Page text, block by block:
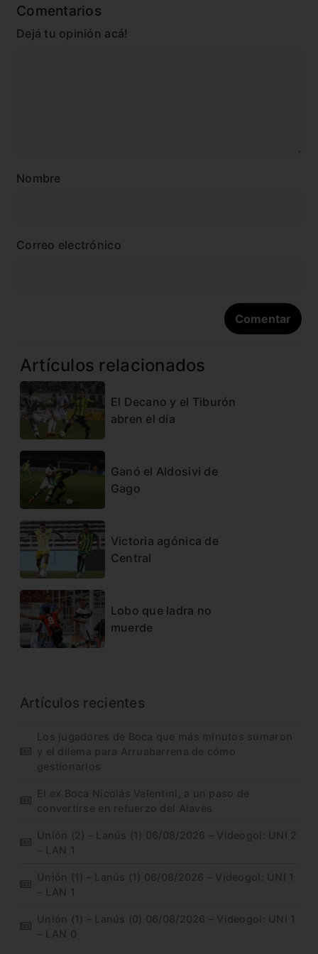
Comentarios
Dejá tu opinión acá!
Nombre
Correo electrónico
Artículos relacionados
El Decano y el Tiburón
abren el día
Ganó el Aldosivi de
Gago
Victoria agónica de
Central
Lobo que ladra no
muerde
Artículos recientes
Los jugadores de Boca que más minutos sumaron
y el dilema para Arruabarrena de cómo
gestionarlos
El ex Boca Nicolás Valentini, a un paso de
convertirse en refuerzo del Alavés
Unión (2) – Lanús (1) 06/08/2026 – Videogol: UNI 2
– LAN 1
Unión (1) – Lanús (1) 06/08/2026 – Videogol: UNI 1
– LAN 1
Unión (1) – Lanús (0) 06/08/2026 – Videogol: UNI 1
– LAN 0